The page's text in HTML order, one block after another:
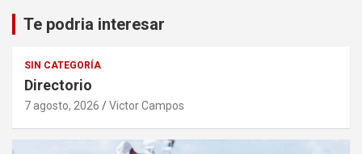
Te podria interesar
SIN CATEGORÍA
Directorio
7 agosto, 2026 Victor Campos